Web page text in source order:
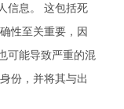
信息。 这包括死
性至关重要，因
可能导致严重的混
份，并将其与出